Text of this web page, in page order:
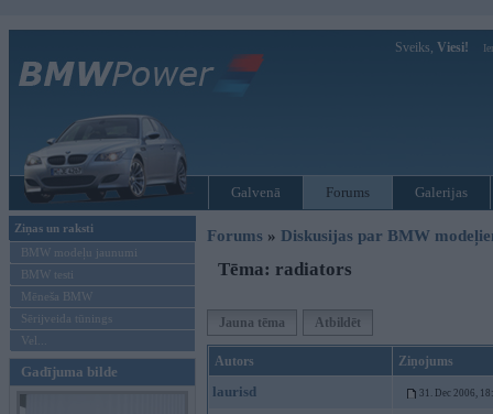
Sveiks, Viesi!
Galvenā Forums Galerijas
Ziņas un raksti
BMW modeļu jaunumi
BMW testi
Mēneša BMW
Sērijveida tūnings
Vel...
Gadījuma bilde
Forums » Diskusijas par BMW
Tēma: radiators
Jauna tēma Atbildēt
Autors Ziņojums
laurisd 31. Dec 2006,